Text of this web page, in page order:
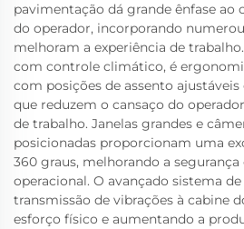
pavimentação dá grande ênfase ao
do operador, incorporando
melhoram a experiência de
com controle climático, é
com posições de assento
que reduzem o cansaço do
de trabalho. Janelas grandes e
posicionadas proporcionam uma
360 graus, melhorando a segurança
operacional. O avançado sistema
transmissão de vibrações à cabine
esforço físico e aumentando a